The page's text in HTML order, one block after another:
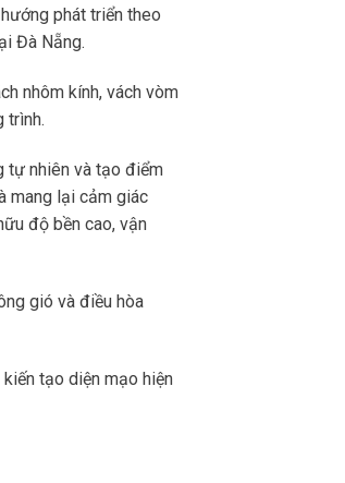
phát triển theo
Đà Nẵng.
nhôm kính, vách vòm
trình.
tự nhiên và tạo điểm
mang lại cảm giác
độ bền cao, vận
gió và điều hòa
tạo diện mạo hiện